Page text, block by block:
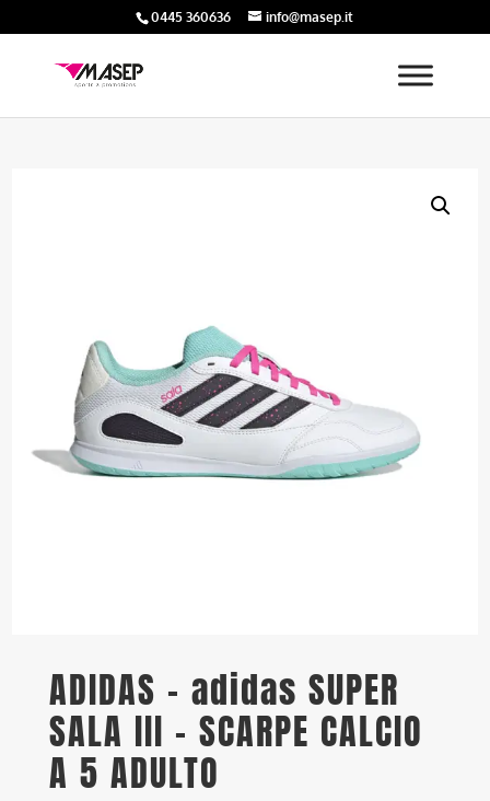
0445 360636 info@masep.it
ADIDAS – adidas SUPER
SALA III – SCARPE CALCIO
A 5 ADULTO